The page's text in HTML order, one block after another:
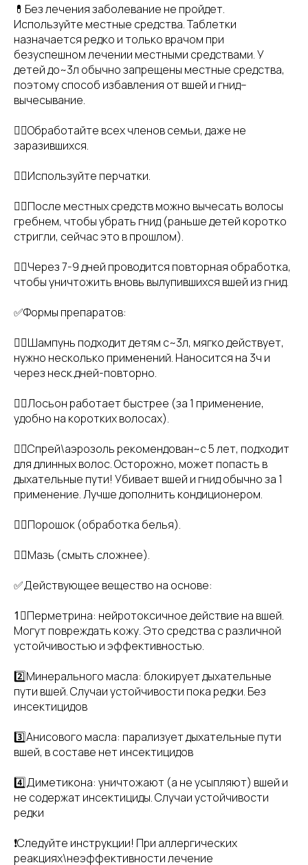
💊Без лечения заболевание не пройдет.
Используйте местные средства. Таблетки
назначается редко и только врачом при
безуспешном лечении местными средствами. У
детей до~3л обычно запрещены местные средства,
поэтому способ избавления от вшей и гнид–
вычесывание.
👉🏻Обработайте всех членов семьи, даже не
заразившихся.
👉🏻Используйте перчатки.
👉🏻После местных средств можно вычесать волосы
гребнем, чтобы убрать гнид (раньше детей коротко
стригли, сейчас это в прошлом).
👉🏻Через 7-9 дней проводится повторная обработка,
чтобы уничтожить вновь вылупившихся вшей из гнид.
✅Формы препаратов:
👉🏻Шампунь подходит детям с~3л, мягко действует,
нужно несколько применений. Наносится на 3ч и
через неск.дней-повторно.
👉🏻Лосьон работает быстрее (за 1 применение,
удобно на коротких волосах).
👉🏻Спрей\аэрозоль рекомендован~с 5 лет, подходит
для длинных волос. Осторожно, может попасть в
дыхательные пути! Убивает вшей и гнид обычно за 1
применение. Лучше дополнить кондиционером.
👉🏻Порошок (обработка белья).
👉🏻Мазь (смыть сложнее).
✅Действующее вещество на основе:
1⃣Перметрина: нейротоксичное действие на вшей.
Могут повреждать кожу. Это средства с различной
устойчивостью и эффективностью.
2️⃣Минерального масла: блокирует дыхательные
пути вшей. Случаи устойчивости пока редки. Без
инсектицидов
3️⃣Анисового масла: парализует дыхательные пути
вшей, в составе нет инсектицидов
4️⃣Диметикона: уничтожают (а не усыпляют) вшей и
не содержат инсектициды. Случаи устойчивости
редки
❗Следуйте инструкции! При аллергических
реакциях\неэффективности лечение